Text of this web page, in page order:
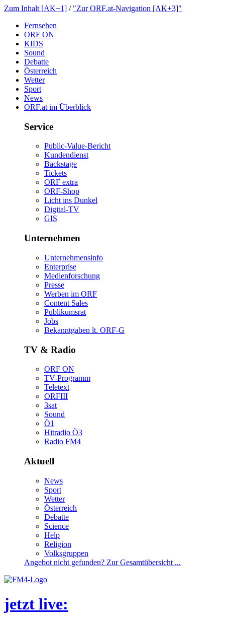
ZumInhalt[AK+1] / "ZurORF.at-Navigation[AK+3]"
Fernsehen
ORFON
KIDS
Sound
Debatte
Österreich
Wetter
Sport
News
ORF.atimÜberblick
Service
Public-Value-Bericht
Kundendienst
Backstage
Tickets
ORFextra
ORF-Shop
LichtinsDunkel
Digital-TV
GIS
Unternehmen
Unternehmensinfo
Enterprise
Medienforschung
Presse
WerbenimORF
ContentSales
Publikumsrat
Jobs
Bekanntgabenlt.ORF-G
TV&Radio
ORFON
TV-Programm
Teletext
ORFIII
3sat
Sound
Ö1
HitradioÖ3
RadioFM4
Aktuell
News
Sport
Wetter
Österreich
Debatte
Science
Help
Religion
Volksgruppen
Angebotnichtgefunden?ZurGesamtübersicht...
jetztlive: